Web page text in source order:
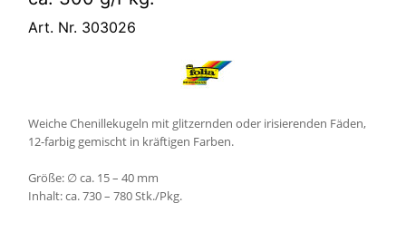
Art. Nr. 303026
Weiche Chenillekugeln mit glitzernden oder irisierenden Fäden,
12-farbig gemischt in kräftigen Farben.
Größe: ∅ ca. 15 – 40 mm
Inhalt: ca. 730 – 780 Stk./Pkg.